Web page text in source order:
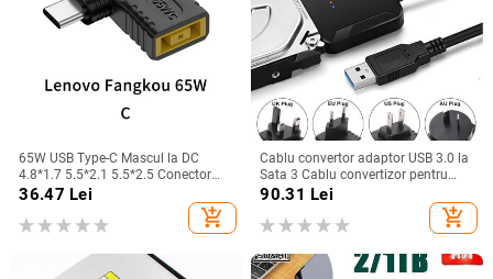
65W USB Type-C Mascul la DC
4.8*1.7 5.5*2.1 5.5*2.5 Conector
Femeie Adaptor Laptop Convertor
Mufă pentru Lenovo Hp Asus
36.47 Lei
add_shopping_cart
Cablu convertor adaptor USB 3.0 la
Sata 3 Cablu convertizor pentru
hard disk USB 3.0 pentru Adaptor
HDD SSD Samsung Seagate WD 2.5
3.5
90.31 Lei
add_shopping_cart